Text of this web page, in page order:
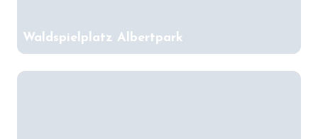
Waldspielplatz Albertpark